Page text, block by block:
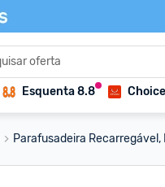
Esquenta 8.8
Parafusadeira Recarregável,